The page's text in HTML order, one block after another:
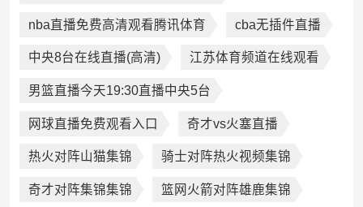
nba直播免费高清观看腾讯体育 cba无插件直播
中央8台在线直播(高清) 江苏体育频道在线观看
男篮直播今天19:30直播中央5台
网球直播免费观看入口 奇才vs火塞直播
热火对阵山猫集锦 骑士对阵热火视频集锦
奇才对阵集锦集锦 篮网火箭对阵雄鹿集锦